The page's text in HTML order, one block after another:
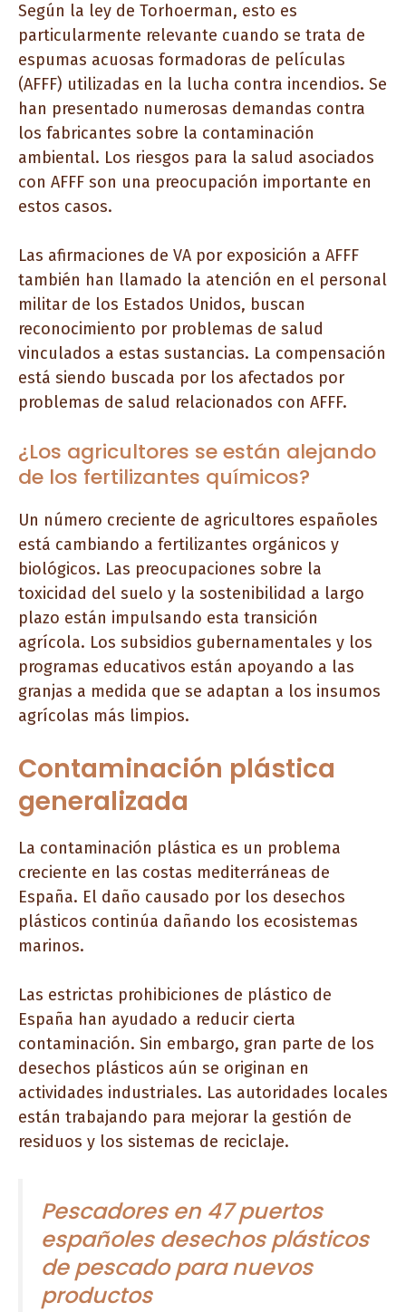
Según la ley de Torhoerman, esto es
particularmente relevante cuando se trata de
espumas acuosas formadoras de películas
(AFFF) utilizadas en la lucha contra incendios. Se
han presentado numerosas demandas contra
los fabricantes sobre la contaminación
ambiental. Los riesgos para la salud asociados
con AFFF son una preocupación importante en
estos casos.
Las afirmaciones de VA por exposición a AFFF
también han llamado la atención en el personal
militar de los Estados Unidos, buscan
reconocimiento por problemas de salud
vinculados a estas sustancias. La compensación
está siendo buscada por los afectados por
problemas de salud relacionados con AFFF.
¿Los agricultores se están alejando
de los fertilizantes químicos?
Un número creciente de agricultores españoles
está cambiando a fertilizantes orgánicos y
biológicos. Las preocupaciones sobre la
toxicidad del suelo y la sostenibilidad a largo
plazo están impulsando esta transición
agrícola. Los subsidios gubernamentales y los
programas educativos están apoyando a las
granjas a medida que se adaptan a los insumos
agrícolas más limpios.
Contaminación plástica
generalizada
La contaminación plástica es un problema
creciente en las costas mediterráneas de
España. El daño causado por los desechos
plásticos continúa dañando los ecosistemas
marinos.
Las estrictas prohibiciones de plástico de
España han ayudado a reducir cierta
contaminación. Sin embargo, gran parte de los
desechos plásticos aún se originan en
actividades industriales. Las autoridades locales
están trabajando para mejorar la gestión de
residuos y los sistemas de reciclaje.
Pescadores en 47 puertos
españoles desechos plásticos
de pescado para nuevos
productos